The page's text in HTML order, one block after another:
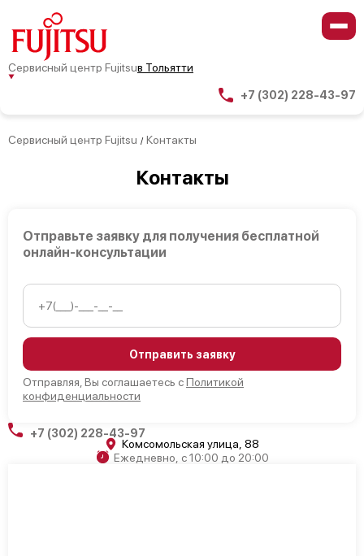
Сервисный центр Fujitsuв Тольятти
+7 (302) 228-43-97
Сервисный центр Fujitsu / Контакты
Контакты
+7 (302) 228-43-97
Комсомольская улица, 88
Ежедневно, с 10:00 до 20:00
Отправьте заявку для получения бесплатной
онлайн-консультации
Отправить заявку
Отправляя, Вы соглашаетесь сПолитикой
конфиденциальности